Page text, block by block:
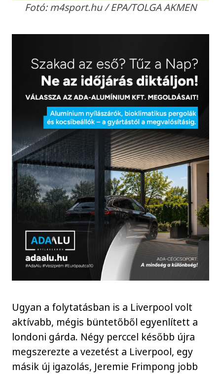
Fotó: m4sport.hu / EPA/TOLGA AKMEN
Ugyan a folytatásban is a Liverpool volt
aktívabb, mégis büntetőből egyenlített a
londoni gárda. Négy perccel később újra
megszerezte a vezetést a Liverpool, egy
másik új igazolás, Jeremie Frimpong jobb